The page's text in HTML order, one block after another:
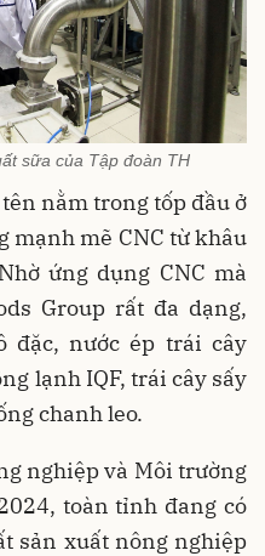
sữa của Tập đoàn TH
nằm trong tốp đầu ở
mạnh mẽ CNC từ khâu
ứng dụng CNC mà
Group rất đa dạng,
đặc, nước ép trái cây
lạnh IQF, trái cây sấy
chanh leo.
nghiệp và Môi trường
toàn tỉnh đang có
sản xuất nông nghiệp